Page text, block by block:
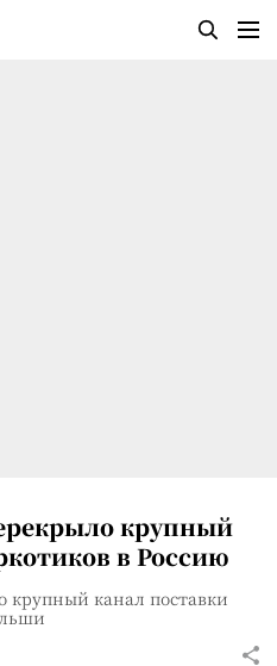
крупный
в Россию
канал поставки